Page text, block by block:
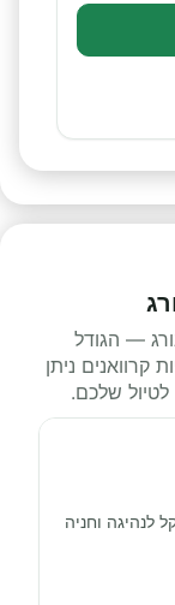
— הגודל
ניתן
שלכם.
לנהיגה וחניה